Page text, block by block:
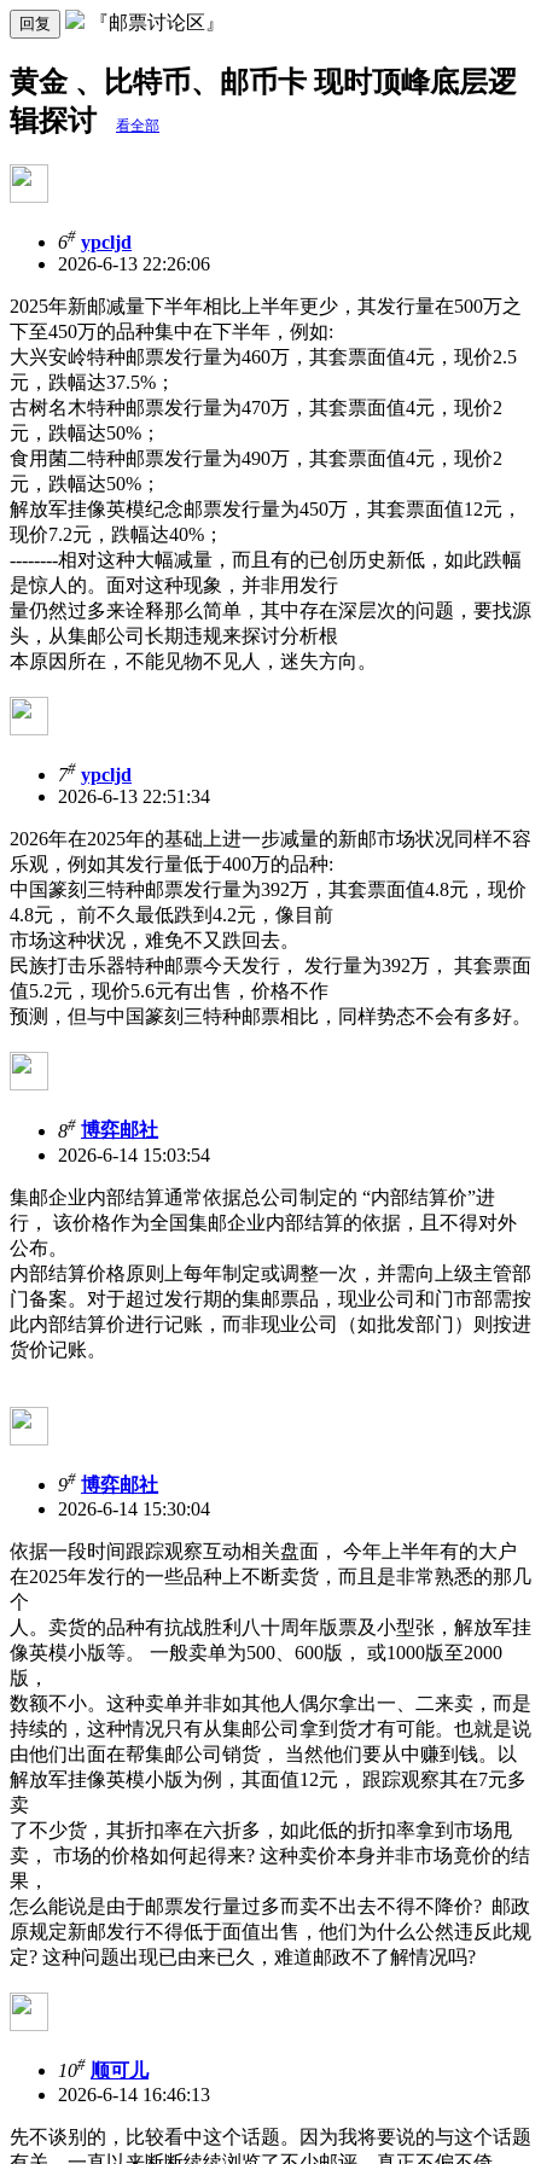
回复 『邮票讨论区』
黄金 、比特币、邮币卡 现时顶峰底层逻
辑探讨
看全部
6# ypcljd
2026-6-13 22:26:06
2025年新邮减量下半年相比上半年更少，其发行量在500万之
下至450万的品种集中在下半年，例如:
大兴安岭特种邮票发行量为460万，其套票面值4元，现价2.5
元，跌幅达37.5%；
古树名木特种邮票发行量为470万，其套票面值4元，现价2
元，跌幅达50%；
食用菌二特种邮票发行量为490万，其套票面值4元，现价2
元，跌幅达50%；
解放军挂像英模纪念邮票发行量为450万，其套票面值12元，
现价7.2元，跌幅达40%；
--------相对这种大幅减量，而且有的已创历史新低，如此跌幅
是惊人的。面对这种现象，并非用发行
量仍然过多来诠释那么简单，其中存在深层次的问题，要找源
头，从集邮公司长期违规来探讨分析根
本原因所在，不能见物不见人，迷失方向。
7# ypcljd
2026-6-13 22:51:34
2026年在2025年的基础上进一步减量的新邮市场状况同样不容
乐观，例如其发行量低于400万的品种:
中国篆刻三特种邮票发行量为392万，其套票面值4.8元，现价
4.8元， 前不久最低跌到4.2元，像目前
市场这种状况，难免不又跌回去。
民族打击乐器特种邮票今天发行， 发行量为392万， 其套票面
值5.2元，现价5.6元有出售，价格不作
预测，但与中国篆刻三特种邮票相比，同样势态不会有多好。
8# 博弈邮社
2026-6-14 15:03:54
集邮企业内部结算通常依据总公司制定的 “内部结算价”进
行， 该价格作为全国集邮企业内部结算的依据，且不得对外
公布。
内部结算价格原则上每年制定或调整一次，并需向上级主管部
门备案。对于超过发行期的集邮票品，现业公司和门市部需按
此内部结算价进行记账，而非现业公司（如批发部门）则按进
货价记账。
9# 博弈邮社
2026-6-14 15:30:04
依据一段时间跟踪观察互动相关盘面， 今年上半年有的大户
在2025年发行的一些品种上不断卖货，而且是非常熟悉的那几
个
人。卖货的品种有抗战胜利八十周年版票及小型张，解放军挂
像英模小版等。 一般卖单为500、600版， 或1000版至2000
版，
数额不小。这种卖单并非如其他人偶尔拿出一、二来卖，而是
持续的，这种情况只有从集邮公司拿到货才有可能。也就是说
由他们出面在帮集邮公司销货， 当然他们要从中赚到钱。以
解放军挂像英模小版为例，其面值12元， 跟踪观察其在7元多
卖
了不少货，其折扣率在六折多，如此低的折扣率拿到市场甩
卖， 市场的价格如何起得来? 这种卖价本身并非市场竟价的结
果，
怎么能说是由于邮票发行量过多而卖不出去不得不降价? 邮政
原规定新邮发行不得低于面值出售，他们为什么公然违反此规
定? 这种问题出现已由来已久，难道邮政不了解情况吗?
10# 顺可儿
2026-6-14 16:46:13
先不谈别的，比较看中这个话题。因为我将要说的与这个话题